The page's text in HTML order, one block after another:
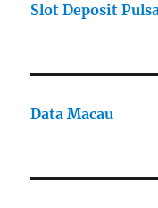
Slot Deposit
Data Macau